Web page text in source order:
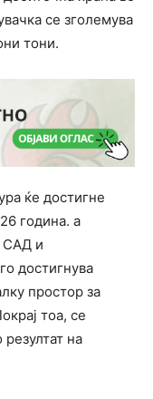
се зголемува
тони.
ќе достигне
година. а
САД и
достигнува
простор за
тоа, се
резултат на